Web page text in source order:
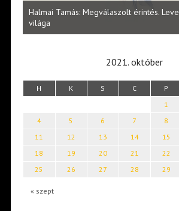
Halmai Tamás: Megválaszolt érintés.
világa
2021. október
H K S C P
« szept
1
4
5 6 7 8
11
12 13 14 15
18
19 20 21 22
25
26 27 28 29